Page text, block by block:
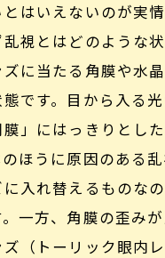
はいえないのが実
視とはどのような
に当たる角膜や水
です。目から入る
」にはっきりとし
ほうに原因のある
入れ替えるものな
一方、角膜の歪み
（トーリック眼内